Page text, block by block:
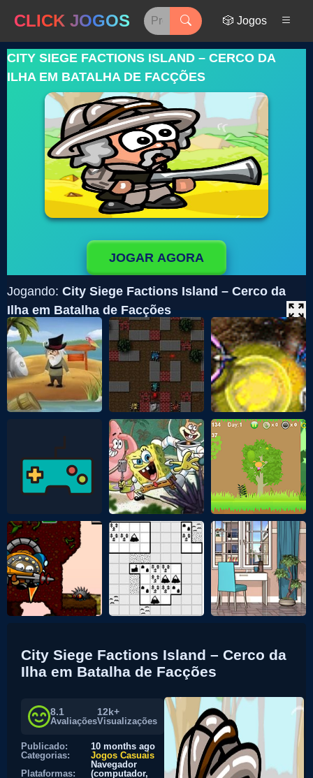
CLICK JOGOS 🎲 Jogos
CITY SIEGE FACTIONS ISLAND – CERCO DA
ILHA EM BATALHA DE FACÇÕES
JOGAR AGORA
Jogando: City Siege Factions Island – Cerco da
Ilha em Batalha de Facções
City Siege Factions Island – Cerco da
Ilha em Batalha de Facções
8.1
Avaliações
12k+
Visualizações
Publicado:
10 months ago
Categorias:
Jogos Casuais
Plataformas:
Navegador
(computador,